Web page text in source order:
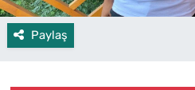
Paylaş